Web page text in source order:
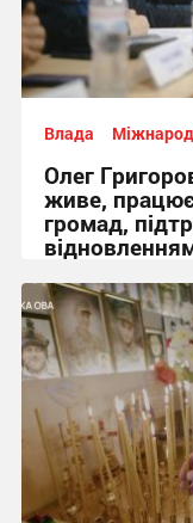
Влада
Олег
живе,
громад,
22:32, 17.06.2026